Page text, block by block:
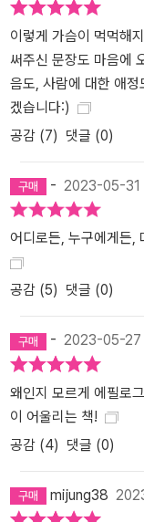
미의 감각이 다시금 깨
의 일기를 읽으며 K.H.
묻어두었던 상처를 들
수 있다면, 타인과의
음 더 가까이 다가가볼 수도 있으리
당하기에는 너무 여렸
차를 두고 도착한 애틋한 화해의 인사 『눈
자 이모의 첫사랑 K.H.
시 한번 K.H.를 찾아
두 번에 걸친 시도를
낀다. 어렸던 자신의 시
한 단서를 하나씩 찾아
년 시절의 한계가 당
처럼 시간이 흐르며
로써 해미는 머지않아
수 있게 된다. 해미가 자기 자신과 화해하며 눈부신 도약을 이루는 과
정을 지켜봐주는 타인
로를 고립시킨 내면세
내미는 이러한 행위가
말한다. 이 다정한 소
이렇게 가슴이 먹먹해
써주신 문장도 마음에
음도, 사람에 대한 애
겠습니다:)
공감 (7) 댓글 (0)
- 2023-05-31
어디로든, 누구에게든,
공감 (5) 댓글 (0)
- 2023-05-27
왜인지 모르게 에필로
이 어울리는 책!
공감 (4) 댓글 (0)
mijung38